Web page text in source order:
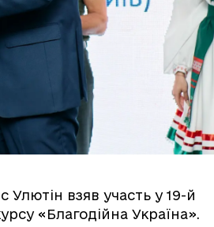
Улютін взяв участь у 19-й
«Благодійна Україна».